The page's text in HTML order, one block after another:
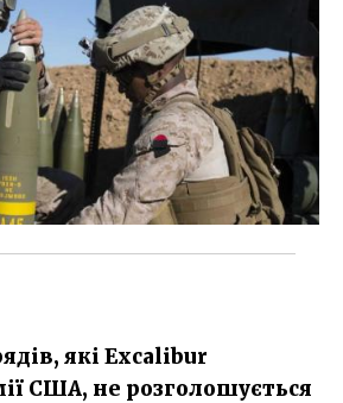
які Excalibur
США, не розголошується